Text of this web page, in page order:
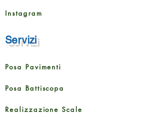
Instagram
Servizi
Posa Pavimenti
Posa Battiscopa
Realizzazione Scale